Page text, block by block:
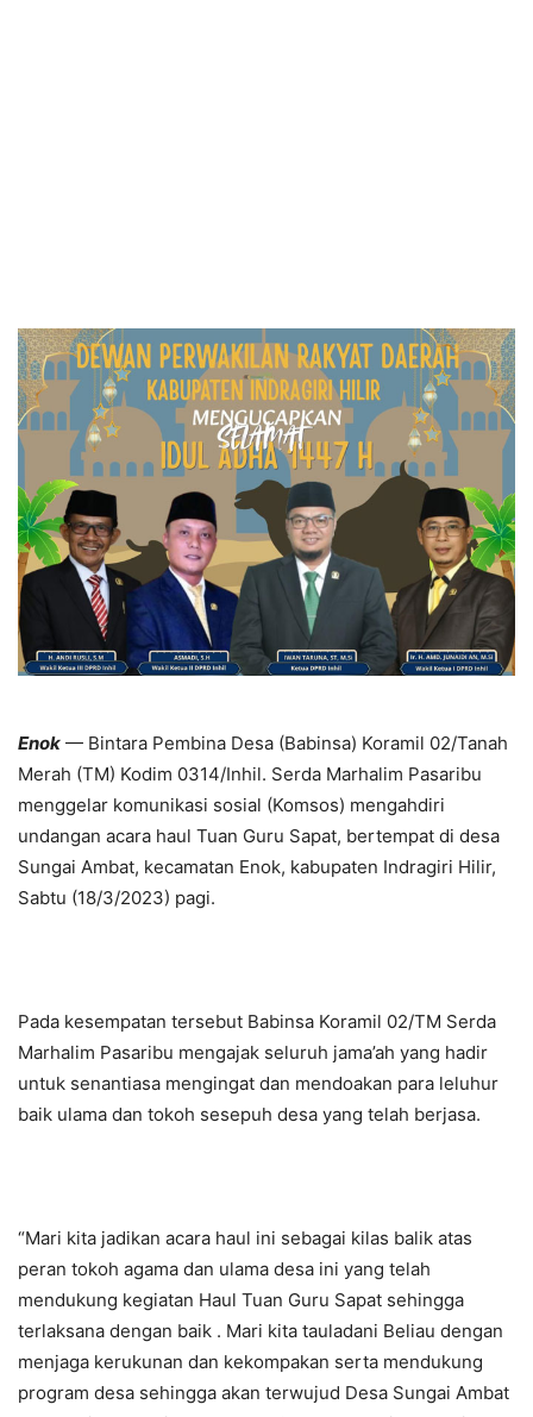
Enok — Bintara Pembina Desa (Babinsa) Koramil 02/Tanah
Merah (TM) Kodim 0314/Inhil. Serda Marhalim Pasaribu
menggelar komunikasi sosial (Komsos) mengahdiri
undangan acara haul Tuan Guru Sapat, bertempat di desa
Sungai Ambat, kecamatan Enok, kabupaten Indragiri Hilir,
Sabtu (18/3/2023) pagi.
Pada kesempatan tersebut Babinsa Koramil 02/TM Serda
Marhalim Pasaribu mengajak seluruh jama’ah yang hadir
untuk senantiasa mengingat dan mendoakan para leluhur
baik ulama dan tokoh sesepuh desa yang telah berjasa.
“Mari kita jadikan acara haul ini sebagai kilas balik atas
peran tokoh agama dan ulama desa ini yang telah
mendukung kegiatan Haul Tuan Guru Sapat sehingga
terlaksana dengan baik . Mari kita tauladani Beliau dengan
menjaga kerukunan dan kekompakan serta mendukung
program desa sehingga akan terwujud Desa Sungai Ambat